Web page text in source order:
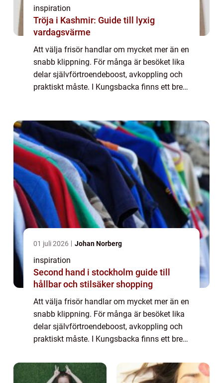
inspiration
Tröja i Kashmir: Guide till lyxig
vardagsvärme
Att välja frisör handlar om mycket mer än en
snabb klippning. För många är besöket lika
delar självförtroendeboost, avkoppling och
praktiskt måste. I Kungsbacka finns ett brett
01 juli 2026 Johan Norberg
inspiration
Second hand i stockholm guide till
hållbar och stilsäker shopping
Att välja frisör handlar om mycket mer än en
snabb klippning. För många är besöket lika
delar självförtroendeboost, avkoppling och
praktiskt måste. I Kungsbacka finns ett brett
studios till större familjesalong...